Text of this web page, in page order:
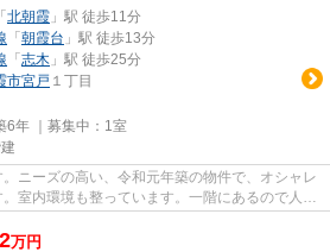
「 北朝霞 」駅 徒歩11分
「 朝霞台 」駅 徒歩13分
「 志木 」駅 徒歩25分
市宮戸 １丁目
6年 ｜募集中： 1室
ニーズの高い、令和元年築の物件で、オシャレ
室内環境も整っています。一階にあるので人の
万円